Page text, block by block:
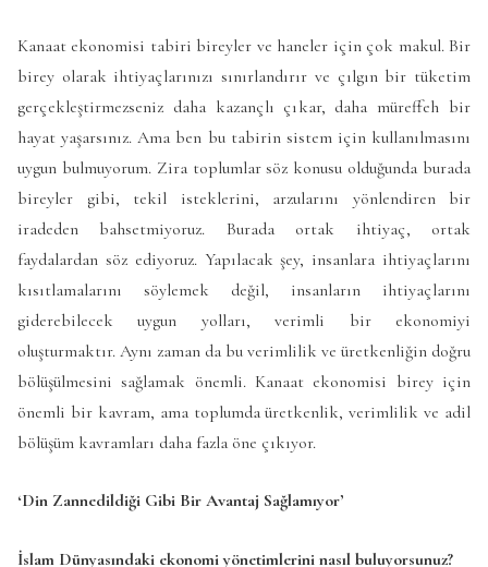
Kanaat ekonomisi tabiri bireyler ve haneler için çok makul. Bir
birey olarak ihtiyaçlarınızı sınırlandırır ve çılgın bir tüketim
gerçekleştirmezseniz daha kazançlı çıkar, daha müreffeh bir
hayat yaşarsınız. Ama ben bu tabirin sistem için kullanılmasını
uygun bulmuyorum. Zira toplumlar söz konusu olduğunda burada
bireyler gibi, tekil isteklerini, arzularını yönlendiren bir
iradeden bahsetmiyoruz. Burada ortak ihtiyaç, ortak
faydalardan söz ediyoruz. Yapılacak şey, insanlara ihtiyaçlarını
kısıtlamalarını söylemek değil, insanların ihtiyaçlarını
giderebilecek uygun yolları, verimli bir ekonomiyi
oluşturmaktır. Aynı zaman da bu verimlilik ve üretkenliğin doğru
bölüşülmesini sağlamak önemli. Kanaat ekonomisi birey için
önemli bir kavram, ama toplumda üretkenlik, verimlilik ve adil
bölüşüm kavramları daha fazla öne çıkıyor.
‘Din Zannedildiği Gibi Bir Avantaj Sağlamıyor’
İslam Dünyasındaki ekonomi yönetimlerini nasıl buluyorsunuz?